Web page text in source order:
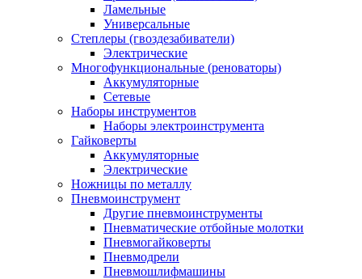
Ламельные
Универсальные
Степлеры (гвоздезабиватели)
Электрические
Многофункциональные (реноваторы)
Аккумуляторные
Сетевые
Наборы инструментов
Наборы электроинструмента
Гайковерты
Аккумуляторные
Электрические
Ножницы по металлу
Пневмоинструмент
Другие пневмоинструменты
Пневматические отбойные молотки
Пневмогайковерты
Пневмодрели
Пневмошлифмашины